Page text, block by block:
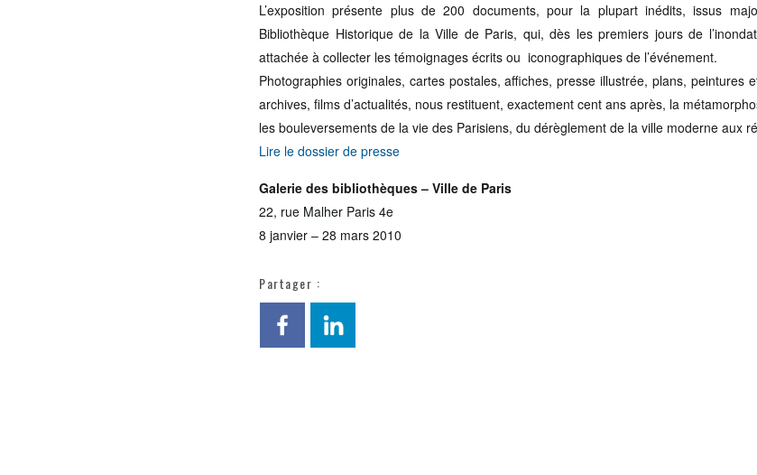
L’exposition présente plus de 200 documents, pour la plupart inédits, issus
Bibliothèque Historique de la Ville de Paris, qui, dès les premiers jours de
attachée à collecter les témoignages écrits ou iconographiques de l’événement.
Photographies originales, cartes postales, affiches, presse illustrée, plans, peintures
archives, films d’actualités, nous restituent, exactement cent ans après, la
les bouleversements de la vie des Parisiens, du dérèglement de la ville moderne aux
Lire le dossier de presse
Galerie des bibliothèques – Ville de Paris
22, rue Malher Paris 4e
8 janvier – 28 mars 2010
Partager :